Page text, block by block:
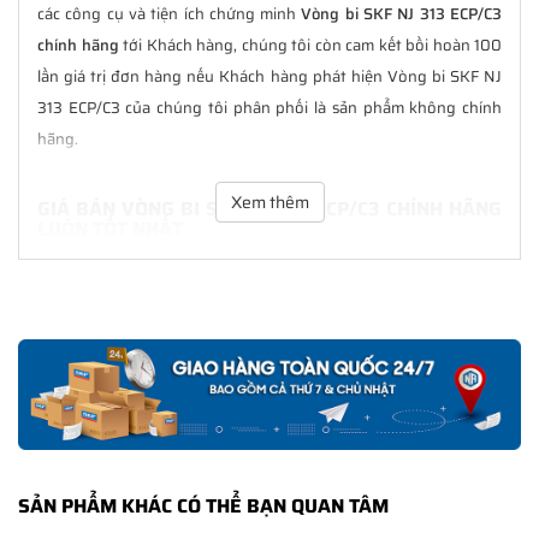
các công cụ và tiện ích chứng minhVòng bi SKF NJ 313 ECP/C3
chính hãngtới Khách hàng, chúng tôi còn cam kết bồi hoàn 100
lần giá trị đơn hàng nếu Khách hàng phát hiện Vòng bi SKF NJ
313 ECP/C3 của chúng tôi phân phối là sản phẩm không chính
hãng.
GIÁ BÁN VÒNG BI SKF NJ 313 ECP/C3 CHÍNH HÃNG
TạiNGOCANH.COMgiá bán Vòng bi SKF NJ 313 ECP/C3 luôn là
trong suốt quá trình sử dụng các sản phẩm SKF chính hãng.
CHẾ ĐỘ BẢO HÀNH VÒNG BI SKF NJ 313 ECP/C3
CHÍNH HÃNG
Tất cả các sản phẩm SKF chính hãng do
phối đều được bảo hành chính hãng theo đúng tiêu chuẩn bảo
Xem thêm
SẢN PHẨM KHÁC CÓ THỂ BẠN QUAN TÂM